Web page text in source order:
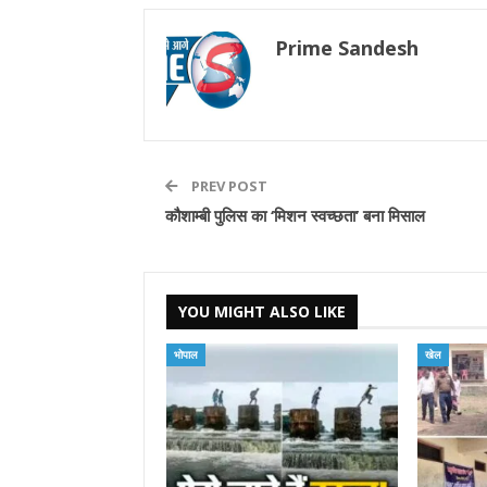
Prime Sandesh
PREV POST
कौशाम्बी पुलिस का ‘मिशन स्वच्छता’ बना मिसाल
YOU MIGHT ALSO LIKE
भोपाल खेल